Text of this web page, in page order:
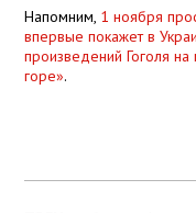
Напомним, 1 ноября
впервые покажет в
произведений Гоголя
горе».